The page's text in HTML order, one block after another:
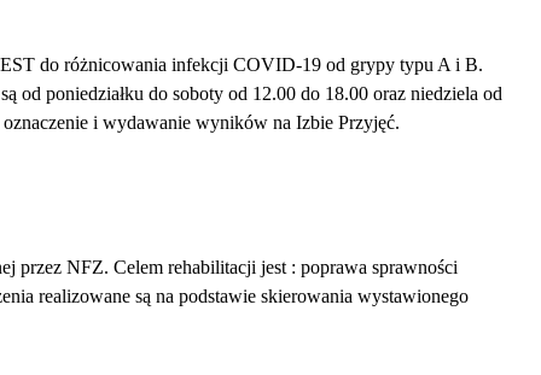
do różnicowania infekcji COVID-19 od grypy typu A i B.
poniedziałku do soboty od 12.00 do 18.00 oraz niedziela od
i wydawanie wyników na Izbie Przyjęć.
przez NFZ. Celem rehabilitacji jest : poprawa sprawności
realizowane są na podstawie skierowania wystawionego